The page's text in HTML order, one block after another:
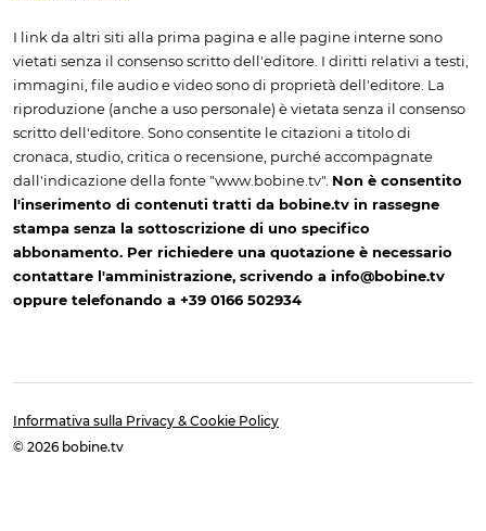
I link da altri siti alla prima pagina e alle pagine interne sono
vietati senza il consenso scritto dell'editore. I diritti relativi a testi,
immagini, file audio e video sono di proprietà dell'editore. La
riproduzione (anche a uso personale) è vietata senza il consenso
scritto dell'editore. Sono consentite le citazioni a titolo di
cronaca, studio, critica o recensione, purché accompagnate
dall'indicazione della fonte "www.bobine.tv". Non è consentito
l'inserimento di contenuti tratti da bobine.tv in rassegne
stampa senza la sottoscrizione di uno specifico
abbonamento. Per richiedere una quotazione è necessario
contattare l'amministrazione, scrivendo a info@bobine.tv
oppure telefonando a +39 0166 502934
Informativa sulla Privacy & Cookie Policy
© 2026 bobine.tv